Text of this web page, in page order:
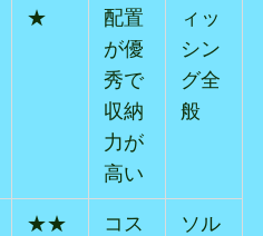
★
配置
が優
秀で
収納
力が
高い
ィッ
シン
グ全
般
★★
コス
ソル